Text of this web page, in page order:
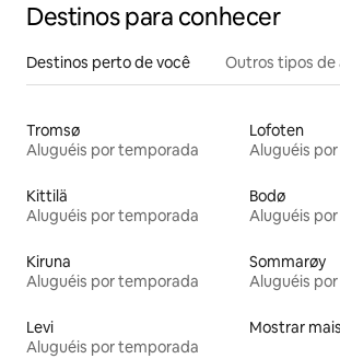
Destinos para conhecer
Destinos perto de você Outros tipos
Tromsø
Aluguéis por temporada
Lofoten
Aluguéis
Kittilä
Aluguéis por temporada
Bodø
Aluguéis
Kiruna
Aluguéis por temporada
Sommarøy
Aluguéis
Levi
Aluguéis por temporada
Mostrar mais